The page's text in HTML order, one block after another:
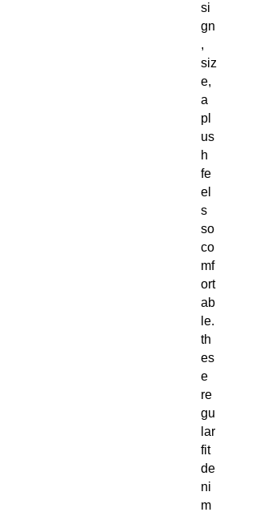
si
gn
,
siz
e,
a
pl
us
h
fe
el
s
so
co
mf
ort
ab
le.
th
es
e
re
gu
lar
fit
de
ni
m